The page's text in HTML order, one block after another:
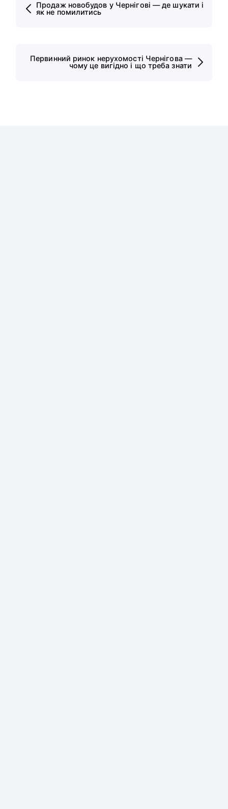
Продаж новобудов у Чернігові — де шукати і
як не помилитись
Первинний ринок нерухомості Чернігова —
чому це вигідно і що треба знати